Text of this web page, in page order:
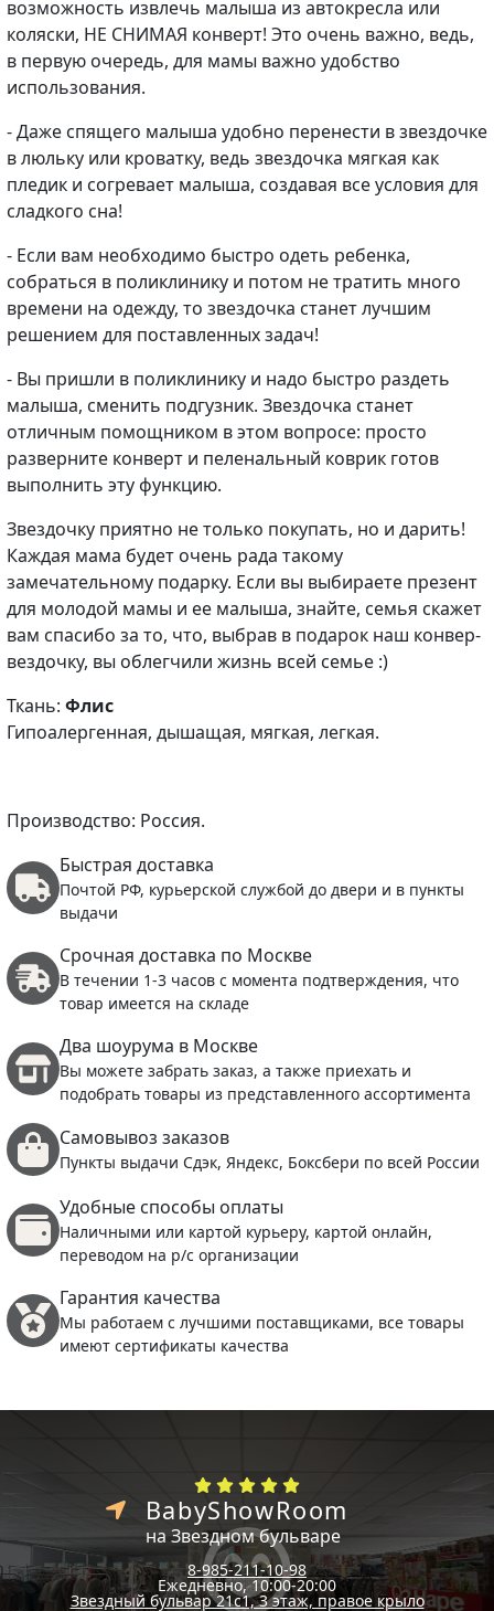
возможность извлечь малыша из автокресла или
коляски, НЕ СНИМАЯ конверт! Это очень важно, ведь,
в первую очередь, для мамы важно удобство
использования.
- Даже спящего малыша удобно перенести в звездочке
в люльку или кроватку, ведь звездочка мягкая как
пледик и согревает малыша, создавая все условия для
сладкого сна!
- Если вам необходимо быстро одеть ребенка,
собраться в поликлинику и потом не тратить много
времени на одежду, то звездочка станет лучшим
решением для поставленных задач!
- Вы пришли в поликлинику и надо быстро раздеть
малыша, сменить подгузник. Звездочка станет
отличным помощником в этом вопросе: просто
разверните конверт и пеленальный коврик готов
выполнить эту функцию.
Звездочку приятно не только покупать, но и дарить!
Каждая мама будет очень рада такому
замечательному подарку. Если вы выбираете презент
для молодой мамы и ее малыша, знайте, семья скажет
вам спасибо за то, что, выбрав в подарок наш конвер-
вездочку, вы облегчили жизнь всей семье :)
Ткань: Флис
Гипоалергенная, дышащая, мягкая, легкая.
Производство: Россия.
Быстрая доставка
Почтой РФ, курьерской службой до двери и в пункты
выдачи
Срочная доставка по Москве
В течении 1-3 часов с момента подтверждения, что
товар имеется на складе
Два шоурума в Москве
Вы можете забрать заказ, а также приехать и
подобрать товары из представленного ассортимента
Самовывоз заказов
Пункты выдачи Сдэк, Яндекс, Боксбери по всей России
Удобные способы оплаты
Наличными или картой курьеру, картой онлайн,
переводом на р/с организации
Гарантия качества
Мы работаем с лучшими поставщиками, все товары
имеют сертификаты качества
BabyShowRoom
на Звездном бульваре
8-985-211-10-98
Ежедневно, 10:00-20:00
Звездный бульвар 21с1, 3 этаж, правое крыло